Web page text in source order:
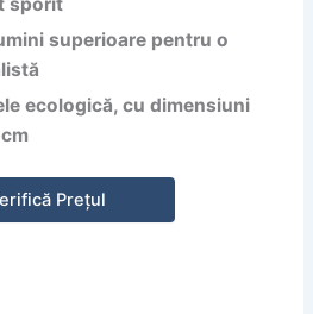
superioare pentru o
ecologică, cu dimensiuni
Prețul